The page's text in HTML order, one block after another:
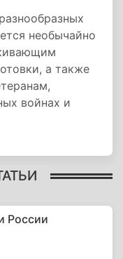
необычайно
а также
войнах и
России